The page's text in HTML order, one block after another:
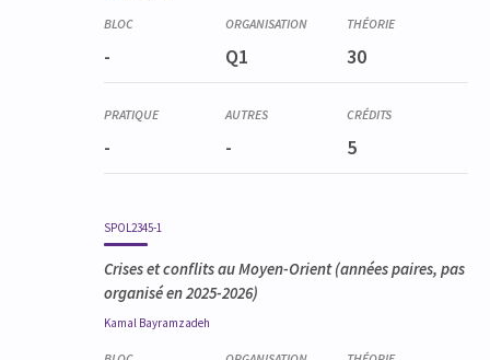
- Q1 30
- - 5
SPOL2345-1
Crises et conflits au Moyen-Orient(années paires, pas
organisé en 2025-2026)
Kamal Bayramzadeh